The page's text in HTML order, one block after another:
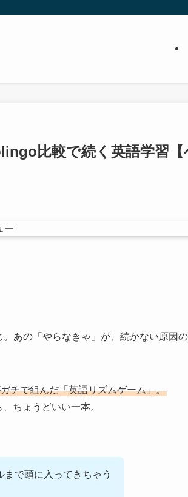
比較で続く英語学習【
あの「やらなきゃ」が、続かない原因
チで組んだ「英語リズムゲーム」。
ちょうどいい一本。
で頭に入ってきちゃう